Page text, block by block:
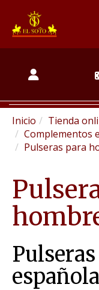
Inicio
Tienda
Complementos
Pulseras para
española